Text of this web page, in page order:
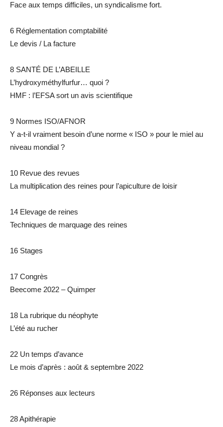
Face aux temps difficiles, un syndicalisme fort.
6 Réglementation comptabilité
Le devis / La facture
8 SANTÉ DE L’ABEILLE
L’hydroxyméthylfurfur… quoi ?
HMF : l’EFSA sort un avis scientifique
9 Normes ISO/AFNOR
Y a-t-il vraiment besoin d’une norme « ISO » pour le miel au
niveau mondial ?
10 Revue des revues
La multiplication des reines pour l’apiculture de loisir
14 Elevage de reines
Techniques de marquage des reines
16 Stages
17 Congrès
Beecome 2022 – Quimper
18 La rubrique du néophyte
L’été au rucher
22 Un temps d’avance
Le mois d’après : août & septembre 2022
26 Réponses aux lecteurs
28 Apithérapie